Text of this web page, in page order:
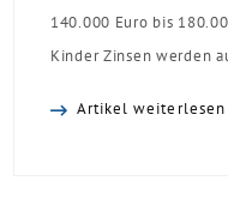
140.000 Euro bis
Kinder Zinsen werden
Artikel weiterlesen